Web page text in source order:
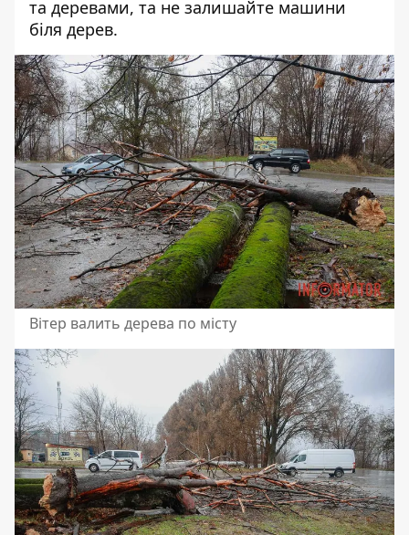
та деревами, та не залишайте машини
біля дерев.
Вітер валить дерева по місту